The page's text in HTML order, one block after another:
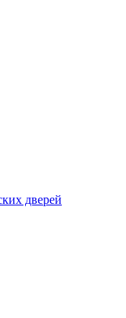
дверей